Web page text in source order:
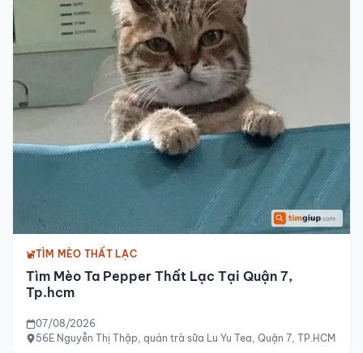
TÌM MÈO THẤT LẠC
Tìm Mèo Ta Pepper Thất Lạc Tại Quận 7,
Tp.hcm
07/08/2026
56E Nguyễn Thị Thập, quán trà sữa Lu Yu Tea, Quận 7, TP.HCM